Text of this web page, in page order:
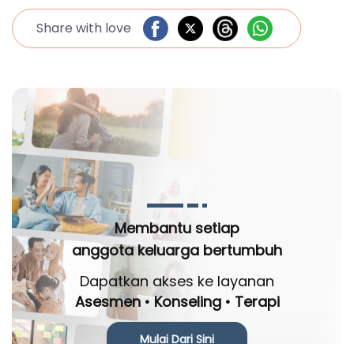
Share with love
Membantu setiap
anggota keluarga bertumbuh
Dapatkan akses ke layanan
Asesmen • Konseling • Terapi
Mulai Dari Sini